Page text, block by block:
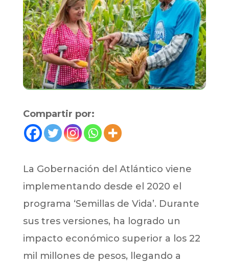
Compartir por:
La Gobernación del Atlántico viene
implementando desde el 2020 el
programa ‘Semillas de Vida’. Durante
sus tres versiones, ha logrado un
impacto económico superior a los 22
mil millones de pesos, llegando a